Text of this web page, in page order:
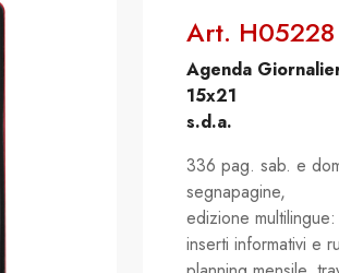
Art. H05228
Agenda
15x21
s.d.a.
336 pag. sab. e
segnapagine,
edizione
inserti informativi e